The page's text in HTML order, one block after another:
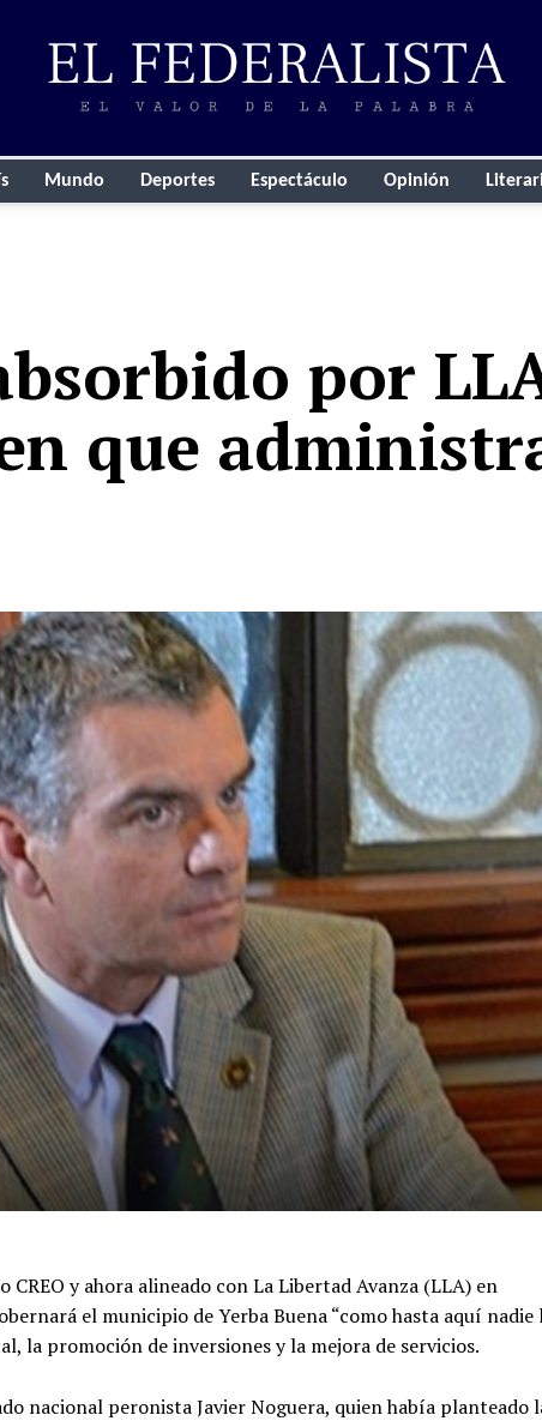
Mundo Deportes Espectáculo Opinión
por
que
y ahora alineado con La Libertad Avanza (LLA) en
el municipio de Yerba Buena “como hasta aquí nadie
la promoción de inversiones y la mejora de servicios.
nacional peronista Javier Noguera, quien había planteado